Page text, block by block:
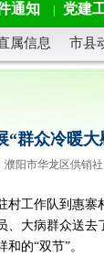
通知 党建
属信息 市县
“群众冷暖大
濮阳市华龙区供销
作队到惠寨
大病群众送去
的“双节”。